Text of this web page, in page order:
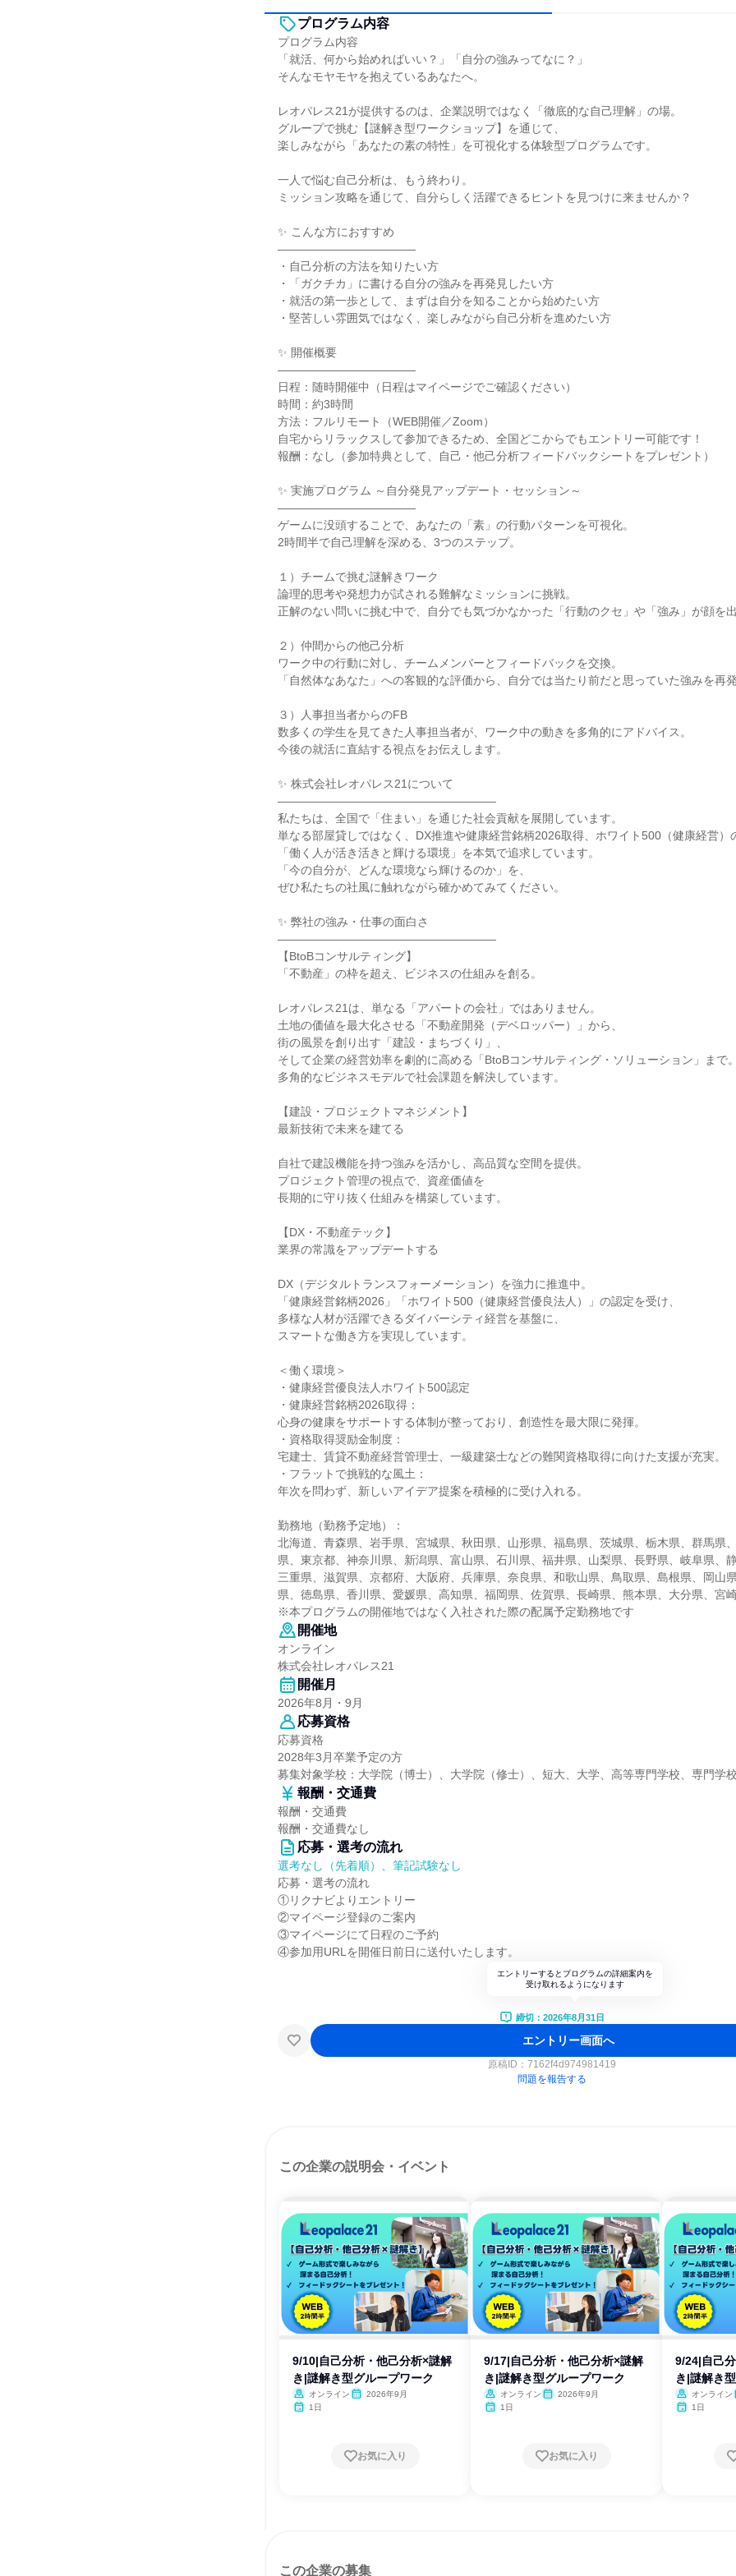
プログラム内容
プログラム内容
「就活、何から始めればいい？」「自分の強みってなに？」
そんなモヤモヤを抱えているあなたへ。
レオパレス21が提供するのは、企業説明ではなく「徹底的な自己理解」の場。
グループで挑む【謎解き型ワークショップ】を通じて、
楽しみながら「あなたの素の特性」を可視化する体験型プログラムです。
一人で悩む自己分析は、もう終わり。
ミッション攻略を通じて、自分らしく活躍できるヒントを見つけに来ませんか？
✨ こんな方におすすめ
――――――――――――
・自己分析の方法を知りたい方
・「ガクチカ」に書ける自分の強みを再発見したい方
・就活の第一歩として、まずは自分を知ることから始めたい方
・堅苦しい雰囲気ではなく、楽しみながら自己分析を進めたい方
✨ 開催概要
――――――――――――
日程：随時開催中（日程はマイページでご確認ください）
時間：約3時間
方法：フルリモート（WEB開催／Zoom）
自宅からリラックスして参加できるため、全国どこからでもエントリー可能です！
報酬：なし（参加特典として、自己・他己分析フィードバックシートをプレゼント）
✨ 実施プログラム ～自分発見アップデート・セッション～
――――――――――――
ゲームに没頭することで、あなたの「素」の行動パターンを可視化。
2時間半で自己理解を深める、3つのステップ。
１）チームで挑む謎解きワーク
論理的思考や発想力が試される難解なミッションに挑戦。
正解のない問いに挑む中で、自分でも気づかなかった「行動のクセ」や「強み」が顔を出
２）仲間からの他己分析
ワーク中の行動に対し、チームメンバーとフィードバックを交換。
「自然体なあなた」への客観的な評価から、自分では当たり前だと思っていた強みを再
３）人事担当者からのFB
数多くの学生を見てきた人事担当者が、ワーク中の動きを多角的にアドバイス。
今後の就活に直結する視点をお伝えします。
✨ 株式会社レオパレス21について
―――――――――――――――――――
私たちは、全国で「住まい」を通じた社会貢献を展開しています。
単なる部屋貸しではなく、DX推進や健康経営銘柄2026取得、ホワイト500（健康経営）
「働く人が活き活きと輝ける環境」を本気で追求しています。
「今の自分が、どんな環境なら輝けるのか」を、
ぜひ私たちの社風に触れながら確かめてみてください。
✨ 弊社の強み・仕事の面白さ
―――――――――――――――――――
【BtoBコンサルティング】
「不動産」の枠を超え、ビジネスの仕組みを創る。
レオパレス21は、単なる「アパートの会社」ではありません。
土地の価値を最大化させる「不動産開発（デベロッパー）」から、
街の風景を創り出す「建設・まちづくり」、
そして企業の経営効率を劇的に高める「BtoBコンサルティング・ソリューション」まで。
多角的なビジネスモデルで社会課題を解決しています。
【建設・プロジェクトマネジメント】
最新技術で未来を建てる
自社で建設機能を持つ強みを活かし、高品質な空間を提供。
プロジェクト管理の視点で、資産価値を
長期的に守り抜く仕組みを構築しています。
【DX・不動産テック】
業界の常識をアップデートする
DX（デジタルトランスフォーメーション）を強力に推進中。
「健康経営銘柄2026」「ホワイト500（健康経営優良法人）」の認定を受け、
多様な人材が活躍できるダイバーシティ経営を基盤に、
スマートな働き方を実現しています。
＜働く環境＞
・健康経営優良法人ホワイト500認定
・健康経営銘柄2026取得：
心身の健康をサポートする体制が整っており、創造性を最大限に発揮。
・資格取得奨励金制度：
宅建士、賃貸不動産経営管理士、一級建築士などの難関資格取得に向けた支援が充実。
・フラットで挑戦的な風土：
年次を問わず、新しいアイデア提案を積極的に受け入れる。
勤務地（勤務予定地）：
北海道、青森県、岩手県、宮城県、秋田県、山形県、福島県、茨城県、栃木県、群馬県
県、東京都、神奈川県、新潟県、富山県、石川県、福井県、山梨県、長野県、岐阜県、静
三重県、滋賀県、京都府、大阪府、兵庫県、奈良県、和歌山県、鳥取県、島根県、岡山
県、徳島県、香川県、愛媛県、高知県、福岡県、佐賀県、長崎県、熊本県、大分県、宮
※本プログラムの開催地ではなく入社された際の配属予定勤務地です
開催地
オンライン
株式会社レオパレス21
開催月
2026年8月・9月
応募資格
応募資格
2028年3月卒業予定の方
募集対象学校：大学院（博士）、大学院（修士）、短大、大学、高等専門学校、専門学校
報酬・交通費
報酬・交通費
報酬・交通費なし
応募・選考の流れ
選考なし（先着順）、筆記試験なし
応募・選考の流れ
①リクナビよりエントリー
②マイページ登録のご案内
③マイページにて日程のご予約
④参加用URLを開催日前日に送付いたします。
エントリーするとプログラムの詳細案内を
受け取れるようになります
締切：2026年8月31日
エントリー画面へ
原稿ID： 7162f4d974981419
問題を報告する
この企業の説明会・イベント
9/10|自己分析・他己分析×謎解
き|謎解き型グループワーク
オンライン
2026年9月
1日
お気に入り
9/17|自己分析・他己分析×謎解
き|謎解き型グループワーク
オンライン
2026年9月
1日
お気に入り
9/24|自己
き|謎解き
オンライン
1日
この企業の募集